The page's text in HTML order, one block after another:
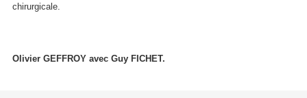
chirurgicale.
Olivier GEFFROY avec Guy FICHET.